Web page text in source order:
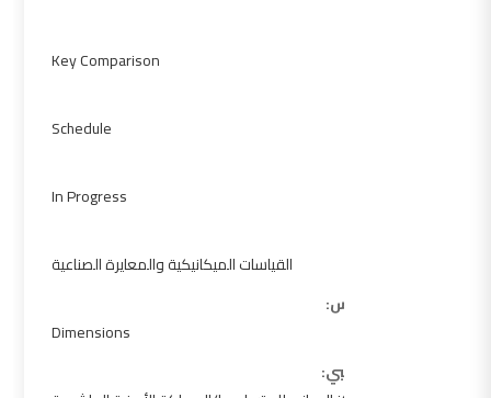
Key Comparison
Schedule
In Progress
القياسات الميكانيكية والمعايرة الصناعية
منطقة القياس:
Dimensions
المختبر التجريبي: